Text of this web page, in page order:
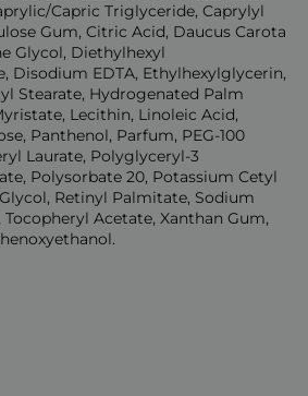
Capric Triglyceride, Caprylyl
Gum, Citric Acid, Daucus Carota
Glycol, Diethylhexyl
Disodium EDTA, Ethylhexylglycerin,
Stearate, Hydrogenated Palm
Lecithin, Linoleic Acid,
Panthenol, Parfum, PEG-100
Laurate, Polyglyceryl-3
Polysorbate 20, Potassium Cetyl
Retinyl Palmitate, Sodium
Acetate, Xanthan Gum,